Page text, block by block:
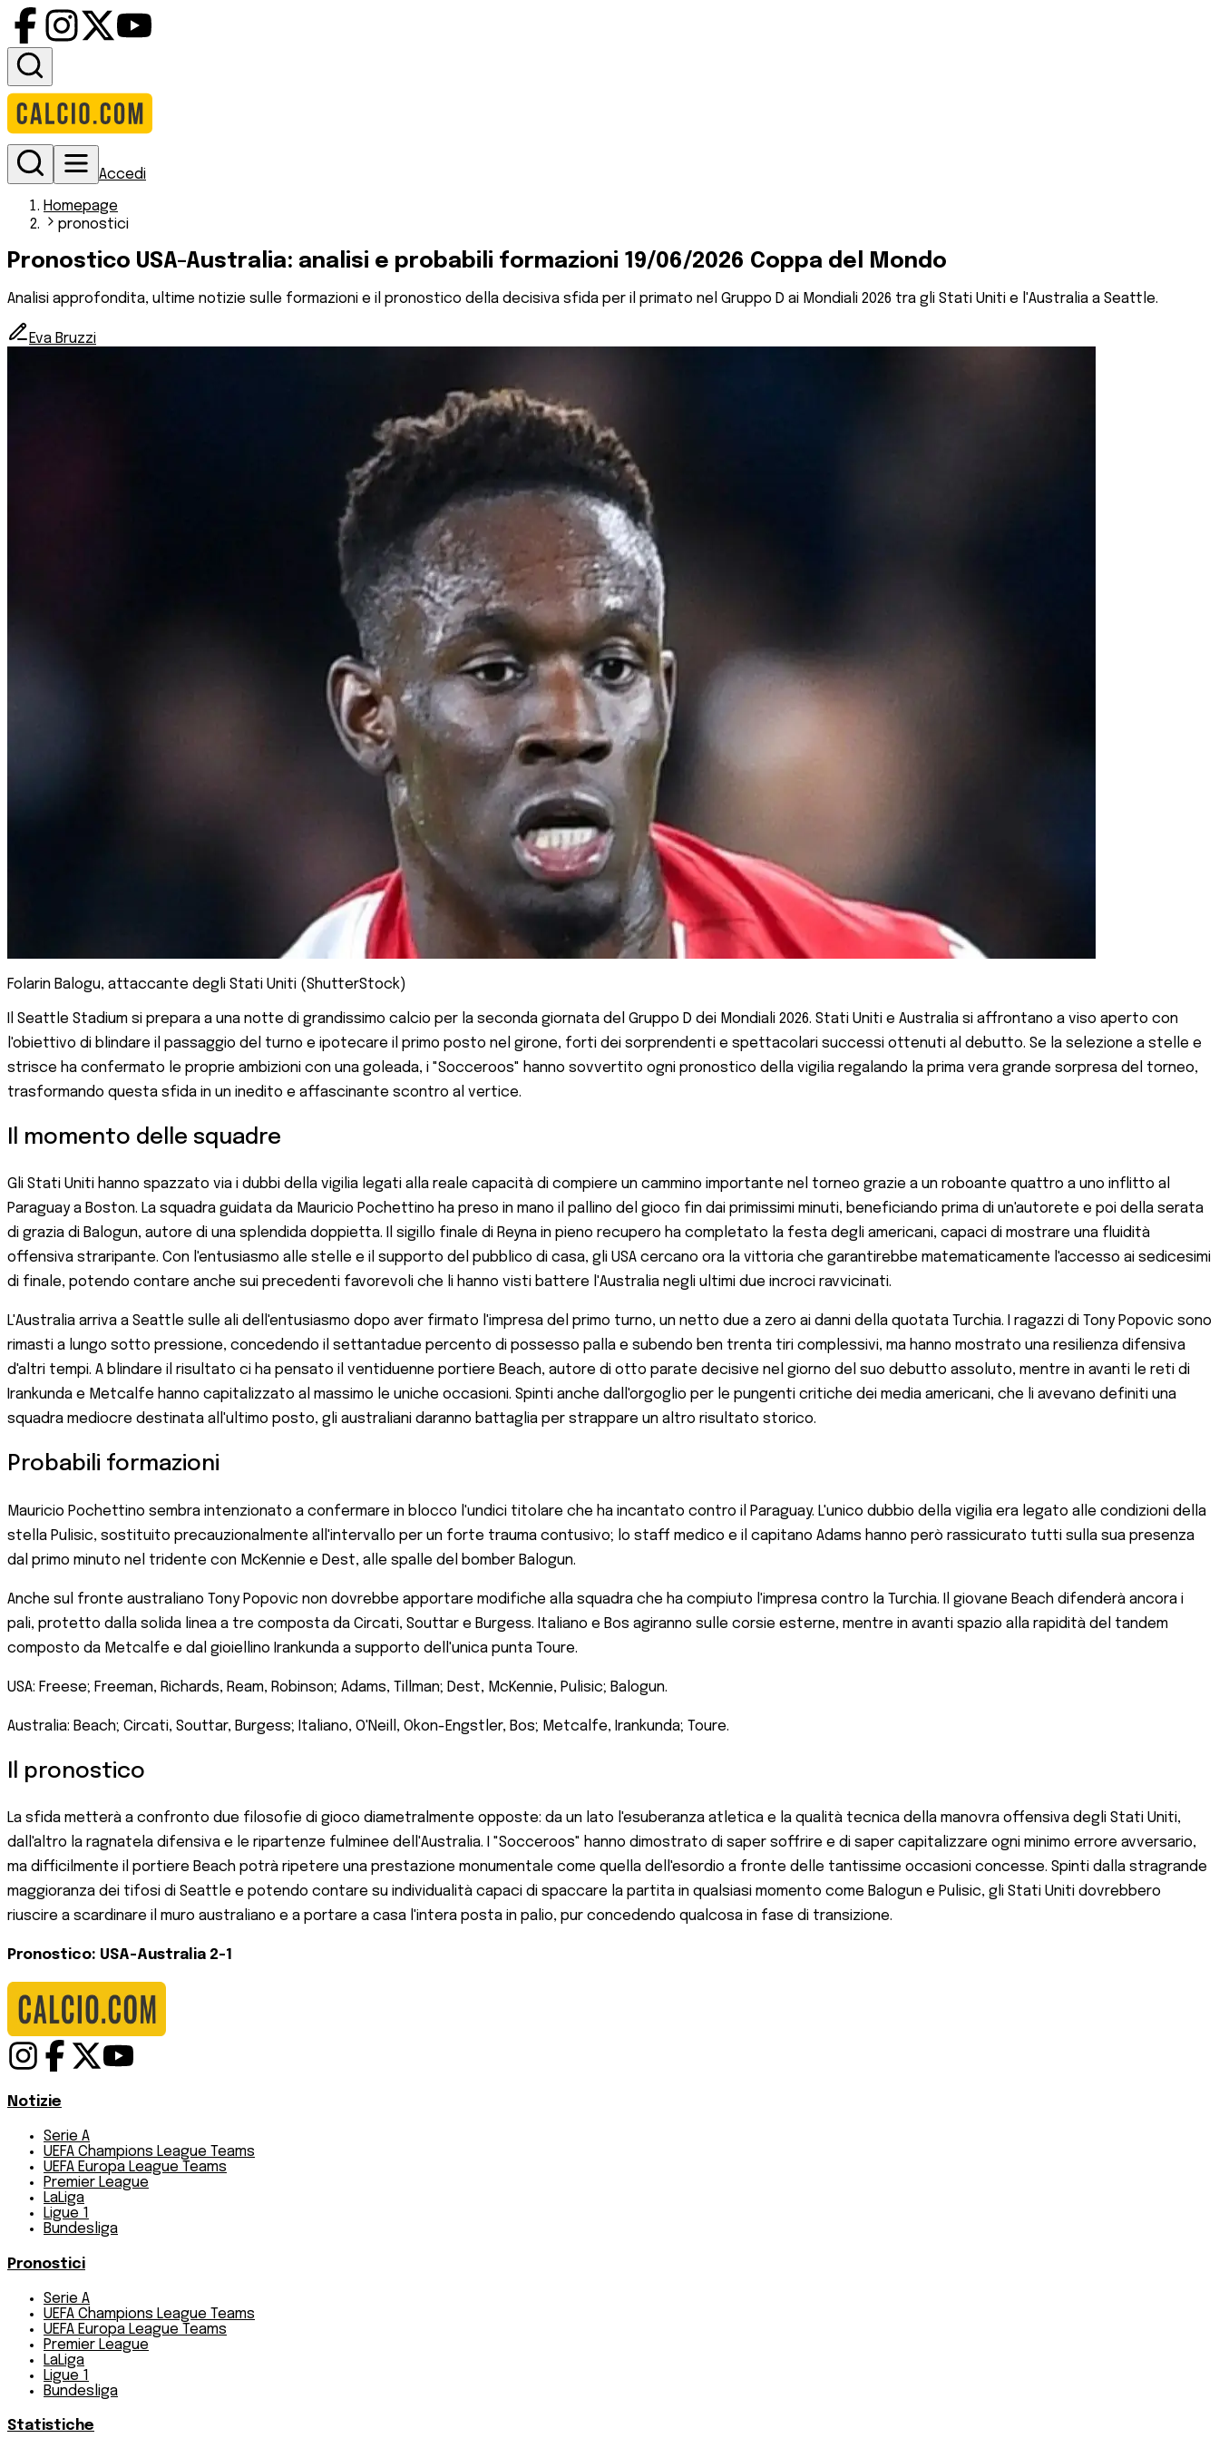
Accedi
Homepage
pronostici
Pronostico USA-Australia: analisi e probabili formazioni 19/06/2026 Coppa del Mondo
Analisi approfondita, ultime notizie sulle formazioni e il pronostico della decisiva sfida per il primato nel Gruppo D ai Mondiali 2026 tra gli Stati Uniti e l'Australia a Seattle.
Eva Bruzzi
Folarin Balogu, attaccante degli Stati Uniti (ShutterStock)
Il Seattle Stadium si prepara a una notte di grandissimo calcio per la seconda giornata del Gruppo D dei Mondiali 2026. Stati Uniti e Australia si affrontano a viso aperto con
l'obiettivo di blindare il passaggio del turno e ipotecare il primo posto nel girone, forti dei sorprendenti e spettacolari successi ottenuti al debutto. Se la selezione a stelle e
strisce ha confermato le proprie ambizioni con una goleada, i "Socceroos" hanno sovvertito ogni pronostico della vigilia regalando la prima vera grande sorpresa del torneo,
trasformando questa sfida in un inedito e affascinante scontro al vertice.
Il momento delle squadre
Gli Stati Uniti hanno spazzato via i dubbi della vigilia legati alla reale capacità di compiere un cammino importante nel torneo grazie a un roboante quattro a uno inflitto al
Paraguay a Boston. La squadra guidata da Mauricio Pochettino ha preso in mano il pallino del gioco fin dai primissimi minuti, beneficiando prima di un'autorete e poi della serata
di grazia di Balogun, autore di una splendida doppietta. Il sigillo finale di Reyna in pieno recupero ha completato la festa degli americani, capaci di mostrare una fluidità
offensiva straripante. Con l'entusiasmo alle stelle e il supporto del pubblico di casa, gli USA cercano ora la vittoria che garantirebbe matematicamente l'accesso ai sedicesimi
di finale, potendo contare anche sui precedenti favorevoli che li hanno visti battere l'Australia negli ultimi due incroci ravvicinati.
L'Australia arriva a Seattle sulle ali dell'entusiasmo dopo aver firmato l'impresa del primo turno, un netto due a zero ai danni della quotata Turchia. I ragazzi di Tony Popovic sono
rimasti a lungo sotto pressione, concedendo il settantadue percento di possesso palla e subendo ben trenta tiri complessivi, ma hanno mostrato una resilienza difensiva
d'altri tempi. A blindare il risultato ci ha pensato il ventiduenne portiere Beach, autore di otto parate decisive nel giorno del suo debutto assoluto, mentre in avanti le reti di
Irankunda e Metcalfe hanno capitalizzato al massimo le uniche occasioni. Spinti anche dall'orgoglio per le pungenti critiche dei media americani, che li avevano definiti una
squadra mediocre destinata all'ultimo posto, gli australiani daranno battaglia per strappare un altro risultato storico.
Probabili formazioni
Mauricio Pochettino sembra intenzionato a confermare in blocco l'undici titolare che ha incantato contro il Paraguay. L'unico dubbio della vigilia era legato alle condizioni della
stella Pulisic, sostituito precauzionalmente all'intervallo per un forte trauma contusivo; lo staff medico e il capitano Adams hanno però rassicurato tutti sulla sua presenza
dal primo minuto nel tridente con McKennie e Dest, alle spalle del bomber Balogun.
Anche sul fronte australiano Tony Popovic non dovrebbe apportare modifiche alla squadra che ha compiuto l'impresa contro la Turchia. Il giovane Beach difenderà ancora i
pali, protetto dalla solida linea a tre composta da Circati, Souttar e Burgess. Italiano e Bos agiranno sulle corsie esterne, mentre in avanti spazio alla rapidità del tandem
composto da Metcalfe e dal gioiellino Irankunda a supporto dell'unica punta Toure.
USA: Freese; Freeman, Richards, Ream, Robinson; Adams, Tillman; Dest, McKennie, Pulisic; Balogun.
Australia: Beach; Circati, Souttar, Burgess; Italiano, O'Neill, Okon-Engstler, Bos; Metcalfe, Irankunda; Toure.
Il pronostico
La sfida metterà a confronto due filosofie di gioco diametralmente opposte: da un lato l'esuberanza atletica e la qualità tecnica della manovra offensiva degli Stati Uniti,
dall'altro la ragnatela difensiva e le ripartenze fulminee dell'Australia. I "Socceroos" hanno dimostrato di saper soffrire e di saper capitalizzare ogni minimo errore avversario,
ma difficilmente il portiere Beach potrà ripetere una prestazione monumentale come quella dell'esordio a fronte delle tantissime occasioni concesse. Spinti dalla stragrande
maggioranza dei tifosi di Seattle e potendo contare su individualità capaci di spaccare la partita in qualsiasi momento come Balogun e Pulisic, gli Stati Uniti dovrebbero
riuscire a scardinare il muro australiano e a portare a casa l'intera posta in palio, pur concedendo qualcosa in fase di transizione.
Pronostico: USA-Australia 2-1
Notizie
Serie A
UEFA Champions League Teams
UEFA Europa League Teams
Premier League
LaLiga
Ligue 1
Bundesliga
Pronostici
Serie A
UEFA Champions League Teams
UEFA Europa League Teams
Premier League
LaLiga
Ligue 1
Bundesliga
Statistiche